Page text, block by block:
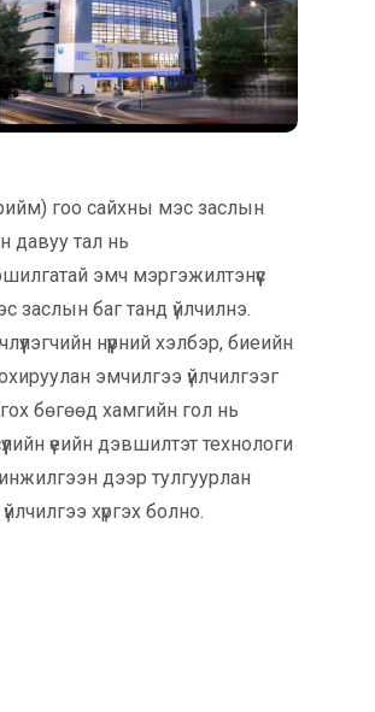
гоо сайхны мэс заслын
давуу тал нь
эмч мэргэжилтэнүүс
заслын баг танд үйлчилнэ.
нүүрний хэлбэр, биеийн
эмчилгээ үйлчилгээг
бөгөөд хамгийн гол нь
үеийн дэвшилтэт технологи
дээр тулгуурлан
хүргэх болно.